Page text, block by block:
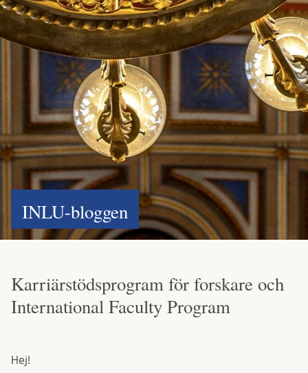
INLU-bloggen
Karriärstödsprogram för forskare och
International Faculty Program
Hej!